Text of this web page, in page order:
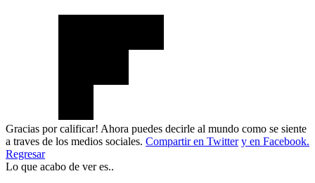
Gracias por calificar! Ahora puedes decirle al mundo como se siente
a traves de los medios sociales. Compartir en Twitter y en Facebook.
Regresar
Lo que acabo de ver es..